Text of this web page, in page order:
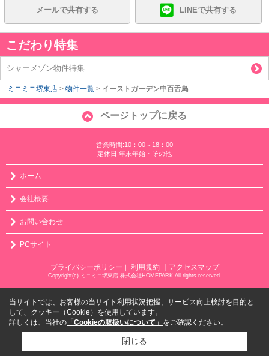
メールで共有する LINEで共有する
こだわり特集
シャーメゾン物件特集
ミニミニ堺東店 > 物件一覧 > イーストガーデン中百舌鳥
ページトップに戻る
営業時間:10：00～18：00
定休日:年末年始・その他
ホーム
会社概要
お問い合わせ
PCサイト
プライバシーポリシー 利用規約 ｜アクセスマップ
Copyright(c) ミニミニ堺東店 株式会社HOMEPARK All rights reserved.
当サイトでは、お客様の当サイト利用状況把握、サービス向上検討を目的と
して、クッキー（Cookie）を使用しています。
詳しくは、当社の 「Cookieの取扱いについて」 をご確認ください。
閉じる